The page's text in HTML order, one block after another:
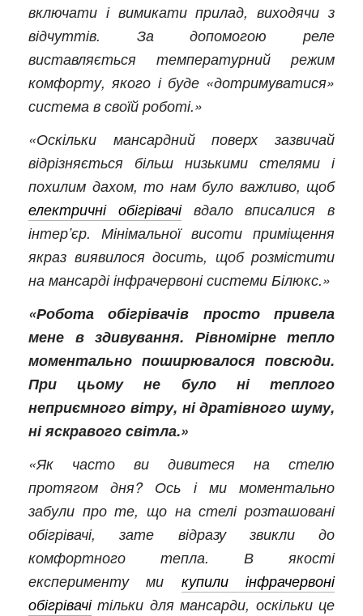
включати і вимикати прилад, виходячи з
відчуттів. За допомогою реле
виставляється температурний режим
комфорту, якого і буде «дотримуватися»
система в своїй роботі.»
«Оскільки мансардний поверх зазвичай
відрізняється більш низькими стелями і
похилим дахом, то нам було важливо, щоб
електричні обігрівачівдало вписалися в
інтер’єр. Мінімальної висоти приміщення
якраз виявилося досить, щоб розмістити
на мансарді інфрачервоні системи Білюкс.»
«Робота обігрівачів просто привела
мене в здивування. Рівномірне тепло
моментально поширювалося повсюди.
При цьому не було ні теплого
неприємного вітру, ні дратівного шуму,
ні яскравого світла.»
«Як часто ви дивитеся на стелю
протягом дня? Ось і ми моментально
забули про те, що на стелі розташовані
обігрівачі, зате відразу звикли до
комфортного тепла. В якості
експерименту ми купили інфрачервоні
обігрівачітільки для мансарди, оскільки це